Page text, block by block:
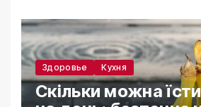
Здоровье Кухня
Скільки можна